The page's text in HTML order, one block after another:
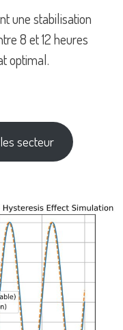
une stabilisation
8 et 12 heures
optimal.
secteur